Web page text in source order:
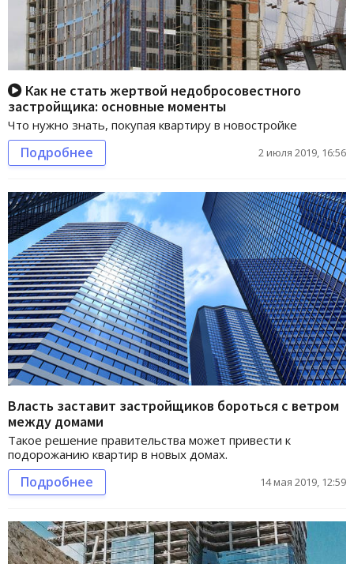
Как не стать жертвой недобросовестного
застройщика: основные моменты
Что нужно знать, покупая квартиру в новостройке
Подробнее 2 июля 2019, 16:56
Власть заставит застройщиков бороться с ветром
между домами
Такое решение правительства может привести к
подорожанию квартир в новых домах.
Подробнее 14 мая 2019, 12:59